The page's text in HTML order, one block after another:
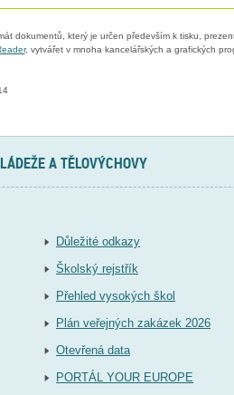
dokumentů, který je určen především k tisku,
, vytvářet v mnoha kancelářských a grafických
A TĚLOVÝCHOVY
Důležité odkazy
Školský rejstřík
Přehled vysokých škol
Plán veřejných zakázek 2026
Otevřená data
PORTÁL YOUR EUROPE